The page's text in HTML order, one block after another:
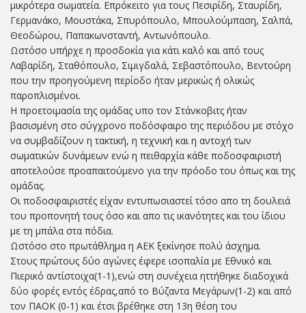
μικρότερα σωματεία. Επρόκειτο για τους Πεσιρίδη, Σταυρίδη,
Γερμανάκο, Μουστάκα, Σπυρόπουλο, Μπουλούμπαση, Σαλπά,
Θεοδώρου, Παπακωνσταντή, Αντωνόπουλο.
Ωστόσο υπήρχε η προσδοκία για κάτι καλό και από τους
Λαβαρίδη, Σταθόπουλο, Σιμιγδαλά, Σεβαστόπουλο, Βεντούρη
που την προηγούμενη περίοδο ήταν μερικώς ή ολικώς
παροπλισμένοι.
Η προετοιμασία της ομάδας υπο τον Στάνκοβιτς ήταν
βασισμένη στο σύγχρονο ποδόσφαιρο της περιόδου με στόχο
να συμβαδίζουν η τακτική, η τεχνική και η αντοχή των
σωματικών δυνάμεων ενώ η πειθαρχία κάθε ποδοσφαιριστή
αποτελούσε προαπαιτούμενο για την πρόοδο του όπως και της
ομάδας.
Οι ποδοσφαιριστές είχαν εντυπωσιαστεί τόσο απο τη δουλειά
του προπονητή τους όσο και απο τις ικανότητες και του ίδιου
με τη μπάλα στα πόδια.
Ωστόσο στο πρωτάθλημα η ΑΕΚ ξεκίνησε πολύ άσχημα.
Στους πρώτους δύο αγώνες έφερε ισοπαλία με Εθνικό και
Πιερικό αντίστοιχα(1-1),ενώ στη συνέχεια ηττήθηκε διαδοχικά
δύο φορές εντός έδρας,από το Βύζαντα Μεγάρων(1-2) και από
τον ΠΑΟΚ (0-1) και έτσι βρέθηκε στη 13η θέση του